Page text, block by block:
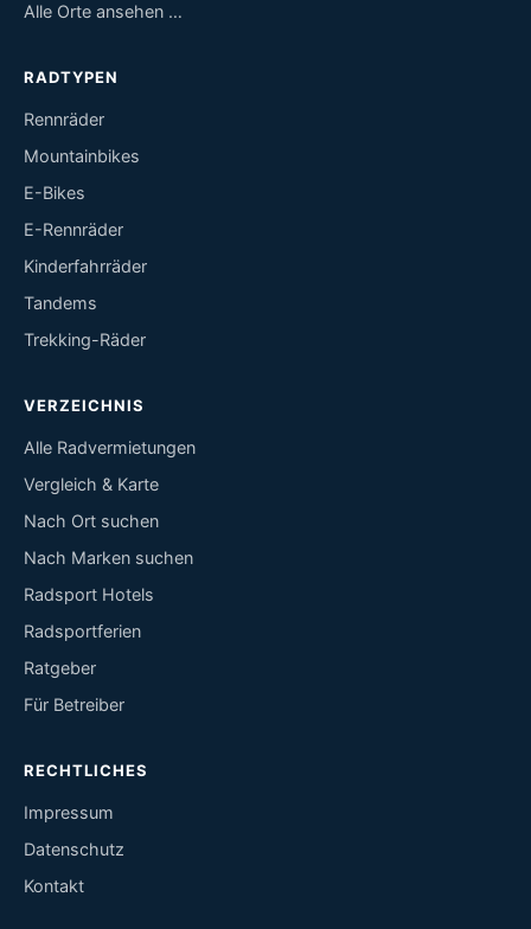
Alle Orte ansehen …
RADTYPEN
Rennräder
Mountainbikes
E-Bikes
E-Rennräder
Kinderfahrräder
Tandems
Trekking-Räder
VERZEICHNIS
Alle Radvermietungen
Vergleich & Karte
Nach Ort suchen
Nach Marken suchen
Radsport Hotels
Radsportferien
Ratgeber
Für Betreiber
RECHTLICHES
Impressum
Datenschutz
Kontakt